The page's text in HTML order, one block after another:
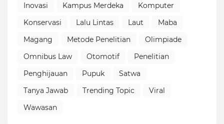
Inovasi
Kampus Merdeka
Komputer
Konservasi
Lalu Lintas Laut
Maba
Magang
Metode Penelitian
Olimpiade
Omnibus Law
Otomotif
Penelitian
Penghijauan
Pupuk
Satwa
Tanya Jawab
Trending Topic
Viral
Wawasan